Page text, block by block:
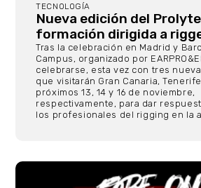
TECNOLOGÍA
Nueva edición del
formación dirigida a
Tras la celebración en Madrid y
Campus, organizado por EARPRO
celebrarse, esta vez con tres
que visitarán Gran Canaria,
próximos 13, 14 y 16 de noviembre,
respectivamente, para dar
los profesionales del rigging en la